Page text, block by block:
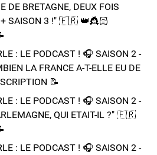
DE BRETAGNE, DEUX FOIS
+ SAISON 3 !"​ 🇫🇷 👑​👸🏻​​
: LE PODCAST ! 🎧 SAISON 2 -
LA FRANCE A-T-ELLE EU DE
📝​
: LE PODCAST ! 🎧 SAISON 2 -
QUI ETAIT-IL ?"​ 🇫🇷​
: LE PODCAST ! 🎧 SAISON 2 -